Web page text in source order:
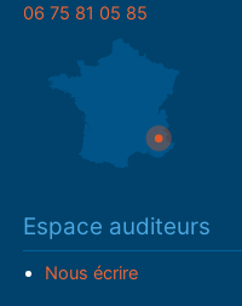
06 75 81 05 85
Espace auditeurs
Nous écrire